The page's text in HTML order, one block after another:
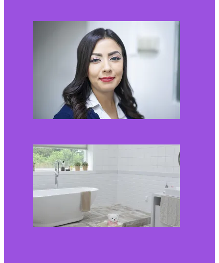
Kaip miegamojo
atmosfera veikia odos
senėjimą?
2026-06-01
2026-05-12